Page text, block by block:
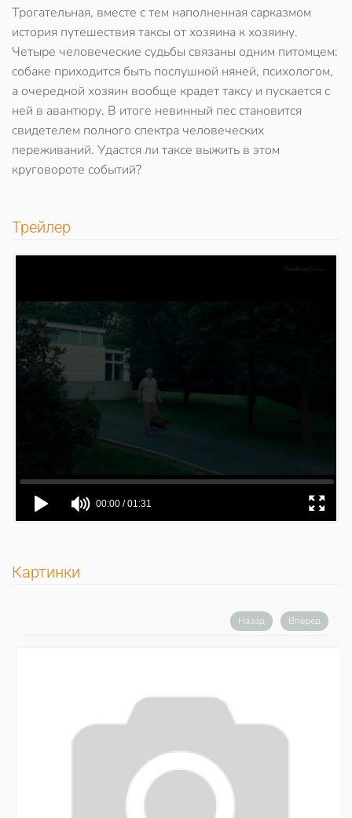
Трогательная, вместе с тем наполненная сарказмом
история путешествия таксы от хозяина к хозяину.
Четыре человеческие судьбы связаны одним питомцем:
собаке приходится быть послушной няней, психологом,
а очередной хозяин вообще крадет таксу и пускается с
ней в авантюру. В итоге невинный пес становится
свидетелем полного спектра человеческих
переживаний. Удастся ли таксе выжить в этом
круговороте событий?
Трейлер
Картинки
Назад Вперед